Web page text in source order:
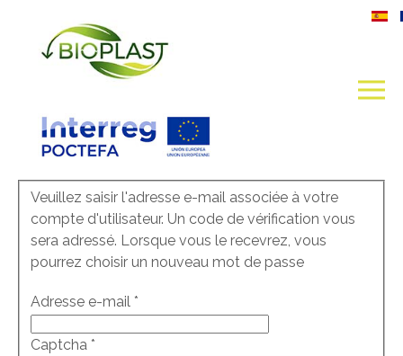
Veuillez saisir l'adresse e-mail associée à votre
compte d'utilisateur. Un code de vérification vous
sera adressé. Lorsque vous le recevrez, vous
pourrez choisir un nouveau mot de passe
Adresse e-mail *
Captcha *